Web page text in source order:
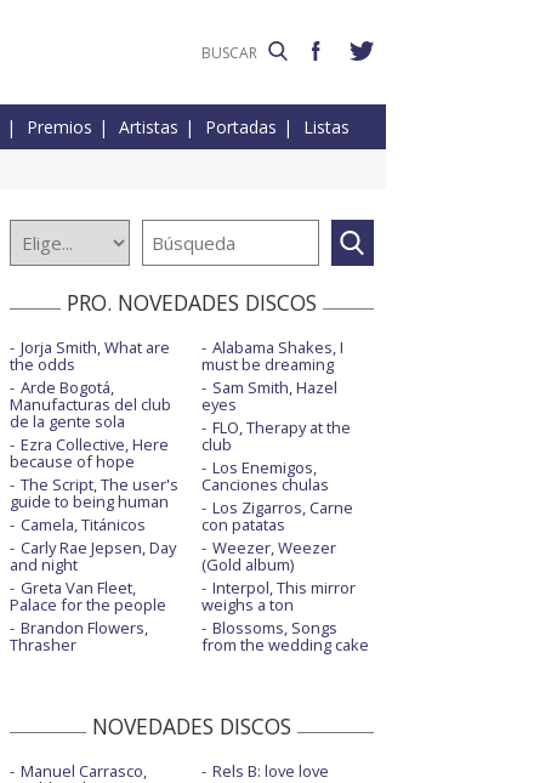
Premios Artistas Portadas Listas
PRO. NOVEDADES DISCOS
Jorja Smith, What are
the odds
Arde Bogotá,
Manufacturas del club
de la gente sola
Ezra Collective, Here
because of hope
The Script, The user's
guide to being human
Camela, Titánicos
Carly Rae Jepsen, Day
and night
Greta Van Fleet,
Palace for the people
Brandon Flowers,
Thrasher
Alabama Shakes, I
must be dreaming
Sam Smith, Hazel
eyes
FLO, Therapy at the
club
Los Enemigos,
Canciones chulas
Los Zigarros, Carne
con patatas
Weezer, Weezer
(Gold album)
Interpol, This mirror
weighs a ton
Blossoms, Songs
from the wedding cake
NOVEDADES DISCOS
Manuel Carrasco, Rels B: love love